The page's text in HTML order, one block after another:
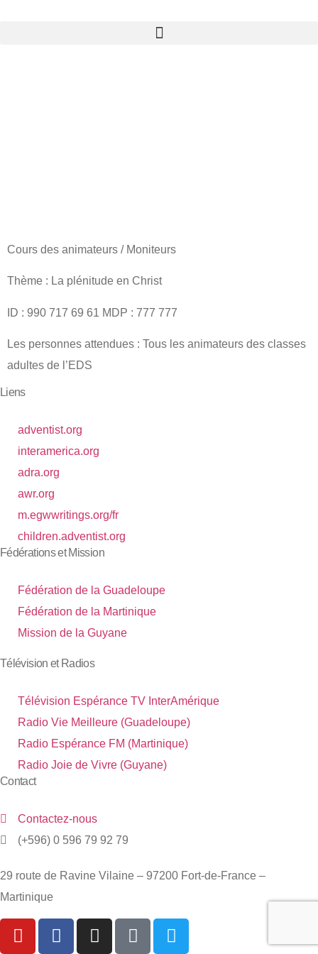
Cours des animateurs / Moniteurs
Thème : La plénitude en Christ
ID : 990 717 69 61 MDP : 777 777
Les personnes attendues : Tous les animateurs des classes
adultes de l’EDS
Liens
adventist.org
interamerica.org
adra.org
awr.org
m.egwwritings.org/fr
children.adventist.org
Fédérations et Mission
Fédération de la Guadeloupe
Fédération de la Martinique
Mission de la Guyane
Télévision et Radios
Télévision Espérance TV InterAmérique
Radio Vie Meilleure (Guadeloupe)
Radio Espérance FM (Martinique)
Radio Joie de Vivre (Guyane)
Contact
Contactez-nous
(+596) 0 596 79 92 79
29 route de Ravine Vilaine – 97200 Fort-de-France –
Martinique